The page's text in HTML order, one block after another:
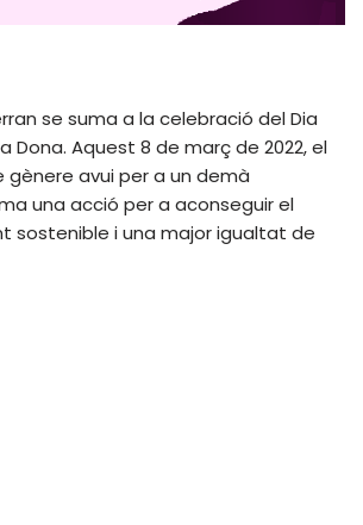
se suma a la celebració del Dia
Dona. Aquest 8 de març de 2022, el
gènere avui per a un demà
una acció per a aconseguir el
sostenible i una major igualtat de